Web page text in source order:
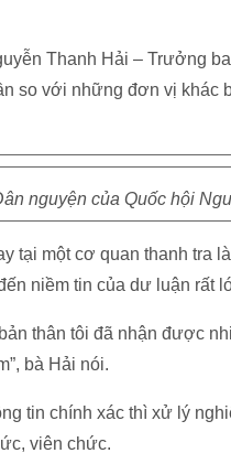
Thanh Hải – Trưởng
so với những đơn vị khác
nguyện của Quốc hội
tại một cơ quan thanh tra
niềm tin của dư luận rất
thân tôi đã nhận được
bà Hải nói.
tin chính xác thì xử lý
viên chức.